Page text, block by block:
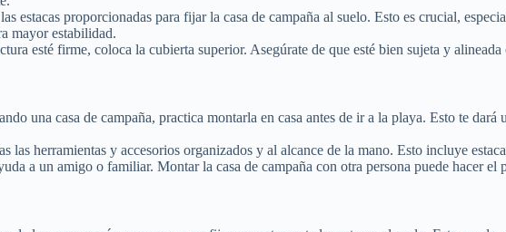
estacas proporcionadas para fijar la casa de campaña al suelo. Esto es crucial,
mayor estabilidad.
esté firme, coloca la cubierta superior. Asegúrate de que esté bien sujeta y
una casa de campaña, practica montarla en casa antes de ir a la playa. Esto te
las herramientas y accesorios organizados y al alcance de la mano. Esto incluye
a un amigo o familiar. Montar la casa de campaña con otra persona puede hacer el